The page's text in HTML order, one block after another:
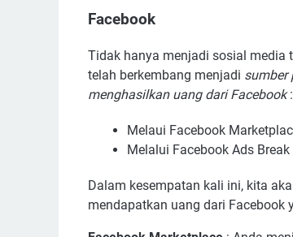
Facebook
Tidak hanya menjadi sosial media
telah berkembang menjadi sumber
menghasilkan uang dari Facebook:
Melaui Facebook
Melalui Facebook Ads Break
Dalam kesempatan kali ini, kita
mendapatkan uang dari